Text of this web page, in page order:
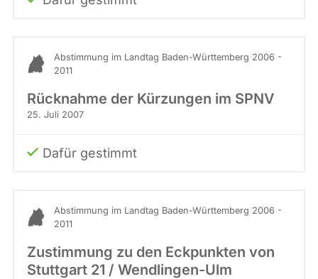
Abstimmung im Landtag Baden-Württemberg 2006 -
2011
Rücknahme der Kürzungen im SPNV
25. Juli 2007
Dafür gestimmt
Abstimmung im Landtag Baden-Württemberg 2006 -
2011
Zustimmung zu den Eckpunkten von
Stuttgart 21 / Wendlingen-Ulm